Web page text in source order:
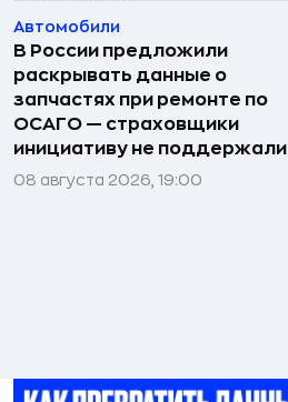
Автомобили
В России предложили
раскрывать данные о
запчастях при ремонте по
ОСАГО — страховщики
инициативу не поддержали
08 августа 2026, 19:00